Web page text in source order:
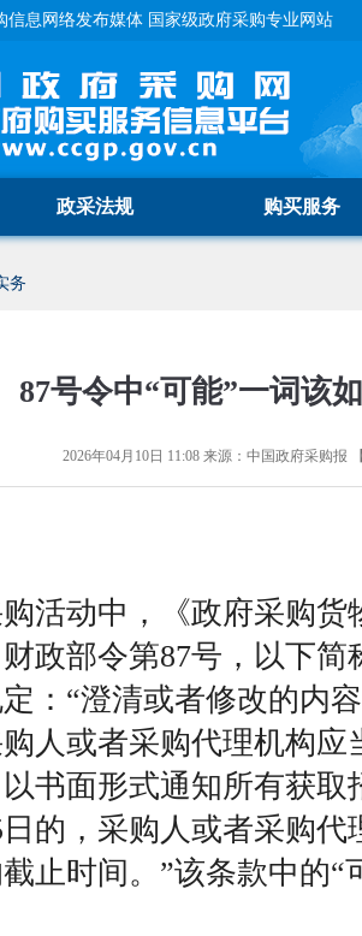
信息网络发布媒体 国家级政府采购专业网站
政采法规 购买服务
务
87号令中“可能”一词该
2026年04月10日 11:08来源： 中国政府采购报
活动中，《政府采购货
政部令第87号，以下简
：“澄清或者修改的内
人或者采购代理机构应
书面形式通知所有获
日的，采购人或者采购
止时间。”该条款中的“